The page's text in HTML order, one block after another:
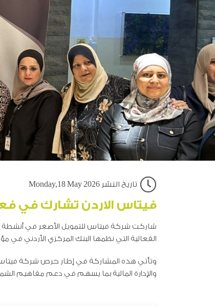
تاريخ النشر Monday,18 May 2026
فيتاس الاردن تشارك في
الفعالية التي نظمها البنك المركزي الأردني في مؤسسة
وتأتي هذه المشاركة في إطار حرص شركة فيتاس
والإدارة المالية بما يسهم في دعم مفاهيم